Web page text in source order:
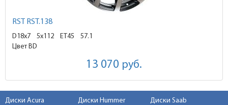
RST RST.138
D18x7 5x112 ET45
57.1
Цвет BD
13 070 руб.
Диски Acura
Диски Hummer
Диски Saab